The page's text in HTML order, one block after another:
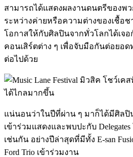
สามารถได้แสดงผลงานดนตรีของพว
ระหว่างค่ายหรือความต่างของเชื้อ
โอกาสให้กับศิลปินจากทั่วโลกได้เจอ
คอนเสิร์ตต่าง ๆ เพื่อจับมือกันต่อยอ
ต่อไปด้วย
แน่นอนว่าในปีที่ผ่าน ๆ มาก็ได้มีศิลปิ
เข้าร่วมแสดงและพบปะกับ
เช่นกัน อย่างปีล่าสุดที่มีทั้ง E-san
Ford Trio เข้าร่วมงาน